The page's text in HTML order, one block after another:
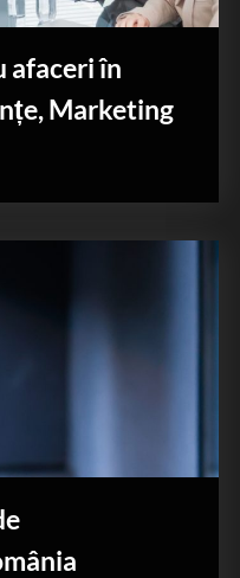
afaceri în
Marketing